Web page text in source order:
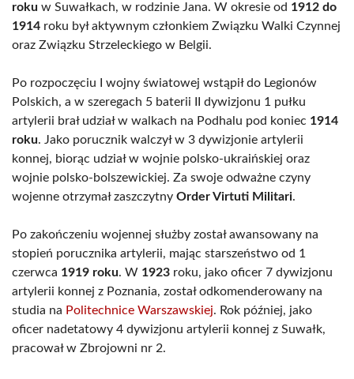
roku w Suwałkach, w rodzinie Jana. W okresie od 1912 do
1914 roku był aktywnym członkiem Związku Walki Czynnej
oraz Związku Strzeleckiego w Belgii.
Po rozpoczęciu I wojny światowej wstąpił do Legionów
Polskich, a w szeregach 5 baterii II dywizjonu 1 pułku
artylerii brał udział w walkach na Podhalu pod koniec 1914
roku. Jako porucznik walczył w 3 dywizjonie artylerii
konnej, biorąc udział w wojnie polsko-ukraińskiej oraz
wojnie polsko-bolszewickiej. Za swoje odważne czyny
wojenne otrzymał zaszczytny Order Virtuti Militari.
Po zakończeniu wojennej służby został awansowany na
stopień porucznika artylerii, mając starszeństwo od 1
czerwca 1919 roku. W 1923 roku, jako oficer 7 dywizjonu
artylerii konnej z Poznania, został odkomenderowany na
studia na Politechnice Warszawskiej. Rok później, jako
oficer nadetatowy 4 dywizjonu artylerii konnej z Suwałk,
pracował w Zbrojowni nr 2.